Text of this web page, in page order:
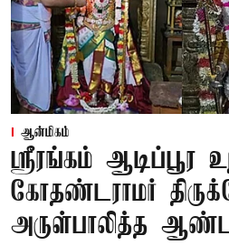
ஆன்மிகம்
ஸ்ரீரங்கம் ஆடிப்பூர
கோதண்டராமர்
அருள்பாலித்த